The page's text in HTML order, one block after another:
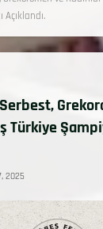
Serbest,
Türkiye
2025